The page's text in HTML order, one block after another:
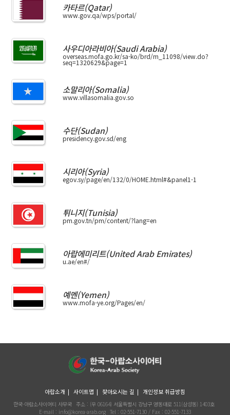
카타르(Qatar)
www.gov.qa/wps/portal/
사우디아라비아(Saudi Arabia)
overseas.mofa.go.kr/sa-ko/brd/m_11098/view.do?
seq=1320629&page=1
소말리아(Somalia)
www.villasomalia.gov.so
수단(Sudan)
presidency.gov.sd/eng
시리아(Syria)
egov.sy/page/en/132/0/HOME.html#&panel1-1
튀니지(Tunisia)
pm.gov.tn/pm/content/?lang=en
아랍에미리트(United Arab Emirates)
u.ae/en#/
예멘(Yemen)
www.mofa-ye.org/Pages/en/
아랍소개 사이트맵 찾아오시는 길 개인정보 취급방침
한국-아랍소사이어티 사무국 주소 : (우 06164) 서울특별시 강남구 영동대로 511(삼성동) 1403호
E-mail : info@korea-arab.org Tel : 02-551-7130 / Fax : 02-551-7133